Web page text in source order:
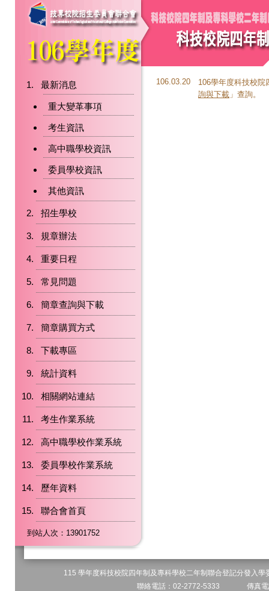
最新消息
重大變革事項
考生資訊
高中職學校資訊
委員學校資訊
其他資訊
招生學校
規章辦法
重要日程
常見問題
簡章查詢與下載
簡章購買方式
下載專區
統計資料
相關網站連結
考生作業系統
高中職學校作業系統
委員學校作業系統
歷年資料
聯合會首頁
到站人次：13901752
106.03.20
106學年度科技校
詢與下載 」查詢。
115 學年度科技校院四年制及專科學校二年制聯合登記分發
聯絡電話：02-2772-5333 傳真